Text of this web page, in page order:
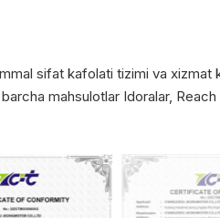
sifat kafolati tizimi va xizmat
mahsulotlar Idoralar,